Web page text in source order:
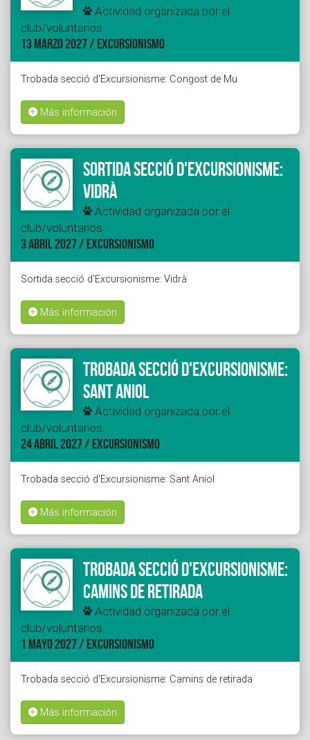
Actividad organizada por el
club/voluntarios.
13 MARZO 2027 / EXCURSIONISMO
Trobada secció d'Excursionisme: Congost de Mu
Más información
Sortida secció d'Excursionisme:
Vidrà
Actividad organizada por el
club/voluntarios.
3 ABRIL 2027 / EXCURSIONISMO
Sortida secció d'Excursionisme: Vidrà
Más información
Trobada secció d'Excursionisme:
Sant Aniol
Actividad organizada por el
club/voluntarios.
24 ABRIL 2027 / EXCURSIONISMO
Trobada secció d'Excursionisme: Sant Aniol
Más información
Trobada secció d'Excursionisme:
Camins de retirada
Actividad organizada por el
club/voluntarios.
1 MAYO 2027 / EXCURSIONISMO
Trobada secció d'Excursionisme: Camins de retirada
Más información